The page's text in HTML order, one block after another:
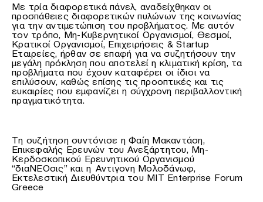
Με τρία διαφορετικά πάνελ, αναδείχθηκαν οι
προσπάθειες διαφορετικών πυλώνων της κοινωνίας
για την αντιμετώπιση του προβλήματος. Με αυτόν
τον τρόπο, Μη-Κυβερνητικοί Οργανισμοί, Θεσμοί,
Κρατικοί Οργανισμοί, Επιχειρήσεις & Startup
Εταιρείες, ήρθαν σε επαφή για να συζητήσουν την
μεγάλη πρόκληση που αποτελεί η κλιματική κρίση, τα
προβλήματα που έχουν καταφέρει οι ίδιοι να
επιλύσουν, καθώς επίσης τις προοπτικές και τις
ευκαιρίες που εμφανίζει η σύγχρονη περιβαλλοντική
πραγματικότητα.
Τη συζήτηση συντόνισε η Φαίη Μακαντάση,
Επικεφαλής Ερευνών του Ανεξάρτητου, Μη-
Κερδοσκοπικού Ερευνητικού Οργανισμού
“διαΝΕΟσις” και η Αντιγονη Μολοδάνωφ,
Εκτελεστική Διευθύντρια του MIT Enterprise Forum
Greece